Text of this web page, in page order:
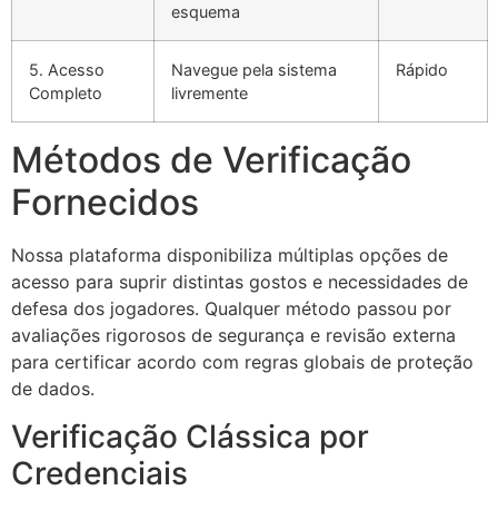
esquema
5. Acesso
Completo
Navegue pela sistema
livremente
Rápido
Métodos de Verificação
Fornecidos
Nossa plataforma disponibiliza múltiplas opções de
acesso para suprir distintas gostos e necessidades de
defesa dos jogadores. Qualquer método passou por
avaliações rigorosos de segurança e revisão externa
para certificar acordo com regras globais de proteção
de dados.
Verificação Clássica por
Credenciais